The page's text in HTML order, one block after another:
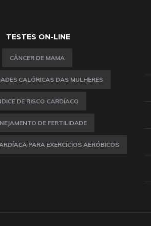
TESTES ON-LINE
CÂNCER DE MAMA
CALÓRICAS DAS MULHERES
DE RISCO CARDÍACO
DE FERTILIDADE
PARA EXERCÍCIOS AERÓBICOS